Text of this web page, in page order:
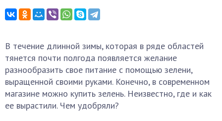
В течение длинной зимы, которая в ряде областей
тянется почти полгода появляется желание
разнообразить свое питание с помощью зелени,
выращенной своими руками. Конечно, в современном
магазине можно купить зелень. Неизвестно, где и как
ее вырастили. Чем удобряли?